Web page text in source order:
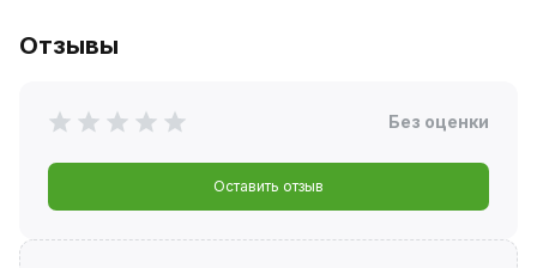
Отзывы
Без оценки
Оставить отзыв